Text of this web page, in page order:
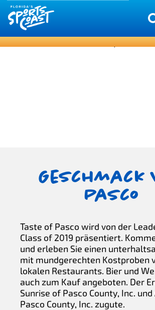
Geschmack
Pasco
Taste of Pasco wird von der
Class of 2019 präsentiert.
und erleben Sie einen
mit mundgerechten Kostproben
lokalen Restaurants. Bier und
auch zum Kauf angeboten. Der
Sunrise of Pasco County, Inc. und
Pasco County, Inc. zugute.